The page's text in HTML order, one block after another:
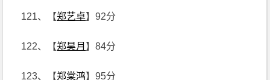
121、【郑艺卓】92分
122、【郑昊月 】84分
123、【郑棠鸿】95分